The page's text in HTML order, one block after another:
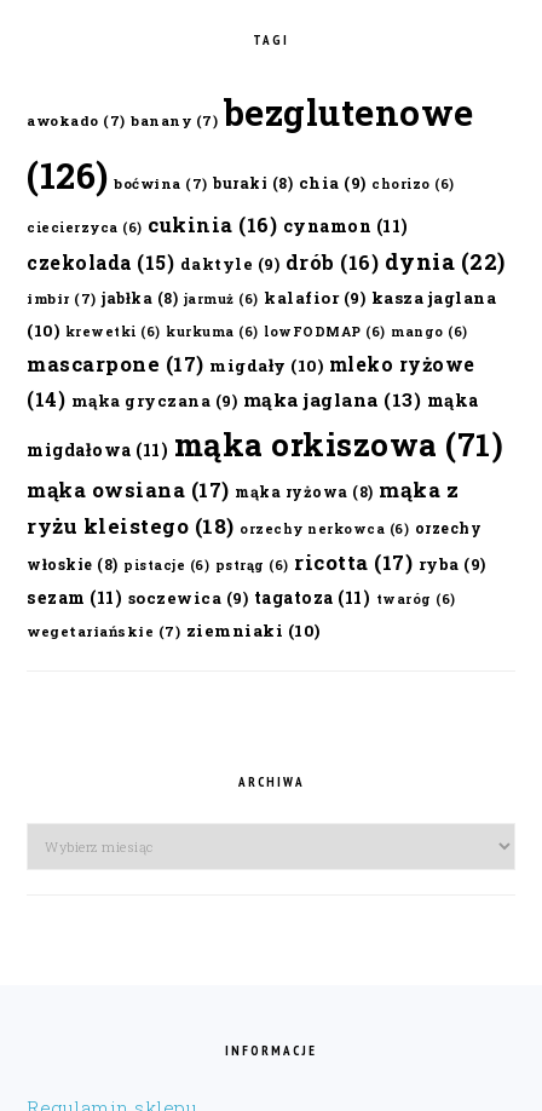
TAGI
awokado (7) banany (7) bezglutenowe
(126) boćwina (7) buraki (8) chia (9) chorizo (6)
ciecierzyca (6) cukinia (16) cynamon (11)
czekolada (15) daktyle (9) drób (16) dynia (22)
imbir (7) jabłka (8) jarmuż (6) kalafior(9) kasza jaglana
(10) krewetki (6) kurkuma (6) lowFODMAP (6) mango (6)
mascarpone (17) migdały (10) mleko ryżowe
(14) mąka gryczana (9) mąka jaglana (13) mąka
migdałowa (11) mąka orkiszowa (71)
mąka owsiana (17) mąka ryżowa (8) mąka z
ryżu kleistego (18) orzechy nerkowca (6) orzechy
włoskie (8) pistacje (6) pstrąg (6) ricotta (17) ryba (9)
sezam (11) soczewica (9) tagatoza (11) twaróg (6)
wegetariańskie (7) ziemniaki (10)
ARCHIWA
Archiwa
INFORMACJE